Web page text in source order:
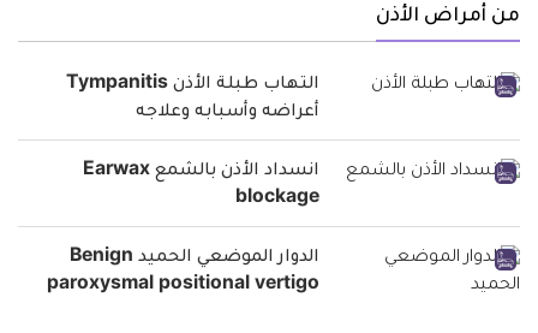
من أمراض الأذن
التهاب طبلة الأذن Tympanitis
أعراضه وأسبابه وعلاجه
انسداد الأذن بالشمع Earwax
blockage
الدوار الموضعي الحميد Benign
paroxysmal positional vertigo